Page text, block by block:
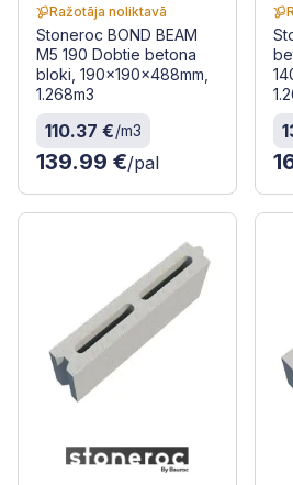
Ražotāja noliktavā
Stoneroc BOND BEAM
M5 190 Dobtie betona
bloki, 190x190x488mm,
1.268m3
110.37 €/m3
139.99 €/pal